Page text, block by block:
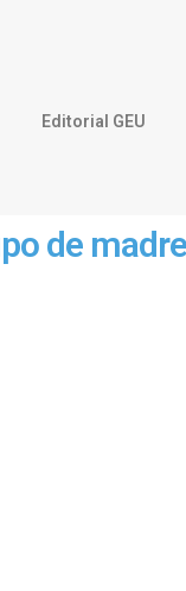
Editorial GEU
de